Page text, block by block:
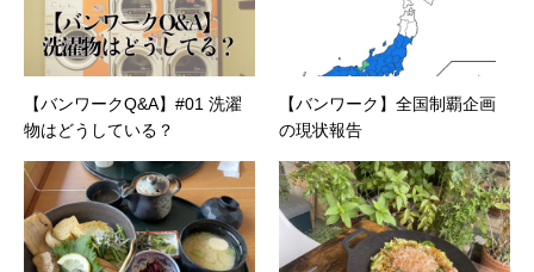
【バンワークQ&A】#01 洗濯
物はどうしている？
【バンワーク】全国制覇企画
の現状報告